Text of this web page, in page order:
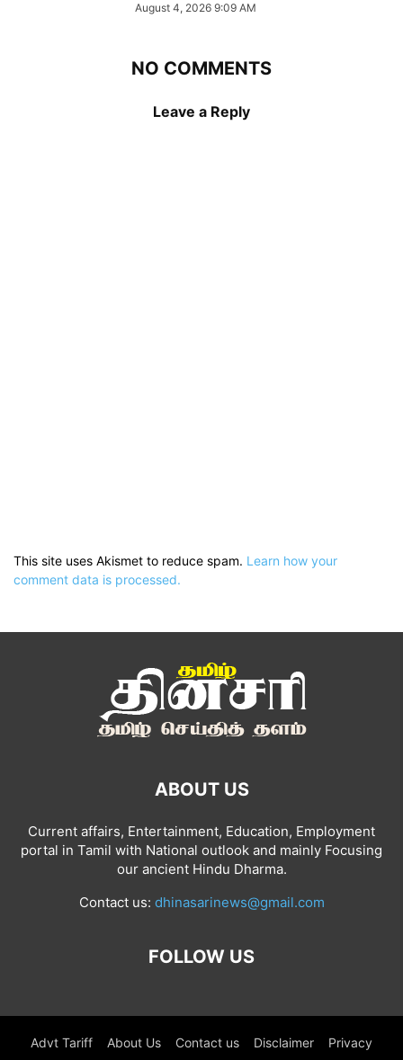
August 4, 2026 9:09 AM
NO COMMENTS
Leave a Reply
This site uses Akismet to reduce spam. Learn how your
comment data is processed.
ABOUT US
Current affairs, Entertainment, Education, Employment
portal in Tamil with National outlook and mainly Focusing
our ancient Hindu Dharma.
Contact us: dhinasarinews@gmail.com
FOLLOW US
Advt Tariff About Us Contact us Disclaimer Privacy